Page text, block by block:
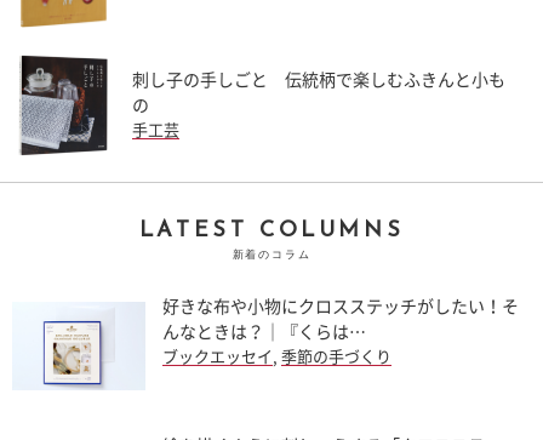
刺し子の手しごと 伝統柄で楽しむふきんと小も
の
手工芸
LATEST COLUMNS
新着のコラム
好きな布や小物にクロスステッチがしたい！そ
んなときは？｜『くらは…
ブックエッセイ 季節の手づくり